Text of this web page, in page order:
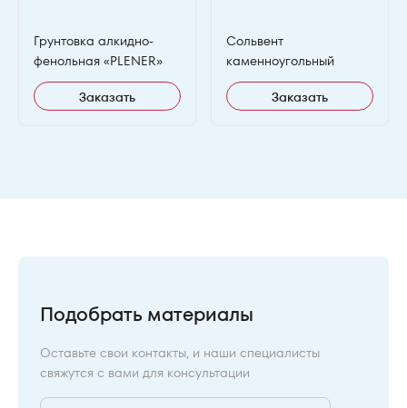
Грунтовка алкидно-
фенольная «PLENER»
Заказать
Сольвент
каменноугольный
Заказать
Подобрать материалы
Оставьте свои контакты, и наши специалисты
свяжутся с вами для консультации